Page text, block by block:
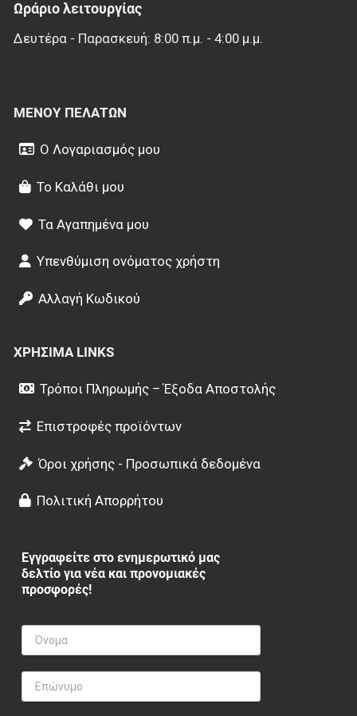
Ωράριο λειτουργίας
Δευτέρα - Παρασκευή: 8:00 π.μ. - 4:00 μ.μ.
ΜΕΝΟΎ ΠΕΛΑΤΏΝ
Ο Λογαριασμός μου
Το Καλάθι μου
Τα Αγαπημένα μου
Υπενθύμιση ονόματος χρήστη
Αλλαγή Κωδικού
ΧΡΉΣΙΜΑ LINKS
Τρόποι Πληρωμής – Έξοδα Αποστολής
Επιστροφές προϊόντων
Όροι χρήσης - Προσωπικά δεδομένα
Πολιτική Απορρήτου
Εγγραφείτε στο ενημερωτικό μας
δελτίο για νέα και προνομιακές
προσφορές!